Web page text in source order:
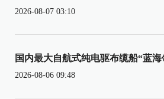
2026-08-07 03:10
国内最大自航式纯电驱布缆船“蓝
2026-08-06 09:48